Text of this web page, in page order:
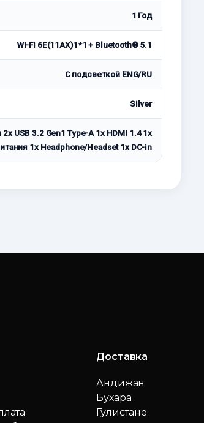
1 Год
Wi-Fi 6E(11AX)1*1 + Bluetooth® 5.1
С подсветкой ENG/RU
Silver
USB 3.2 Gen1 Type-A 1x HDMI 1.4 1x
1x Headphone/Headset 1x DC-in
Доставка
Андижан
Бухара
Гулистане